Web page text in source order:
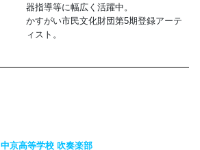
器指導等に幅広く活躍中。
かすがい市民文化財団第5期登録アーテ
ィスト。
中京高等学校 吹奏楽部